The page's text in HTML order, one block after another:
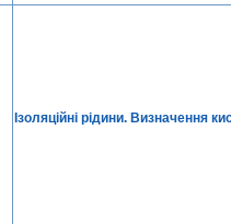
Ізоляційні рідини. Визначення